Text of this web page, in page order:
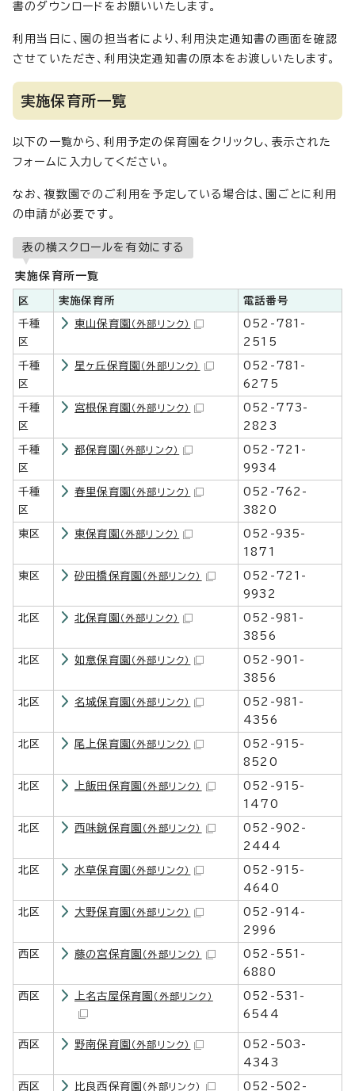
書のダウンロードをお願いいたします。
利用当日に、園の担当者により、利用決定通知書の画面を確認
させていただき、利用決定通知書の原本をお渡しいたします。
実施保育所一覧
以下の一覧から、利用予定の保育園をクリックし、表示された
フォームに入力してください。
なお、複数園でのご利用を予定している場合は、園ごとに利用
の申請が必要です。
表の横スクロールを有効にする
実施保育所一覧
区 実施保育所 電話番号
千種
区
東山保育園 （外部リンク）
052-781-
2515
千種
区
星ヶ丘保育園 （外部リンク）
052-781-
6275
千種
区
宮根保育園 （外部リンク）
052-773-
2823
千種
区
都保育園 （外部リンク）
052-721-
9934
千種
区
春里保育園 （外部リンク）
052-762-
3820
東区 東保育園 （外部リンク）
052-935-
1871
東区 砂田橋保育園 （外部リンク）
052-721-
9932
北区 北保育園 （外部リンク）
052-981-
3856
北区 如意保育園 （外部リンク）
052-901-
3856
北区 名城保育園 （外部リンク）
052-981-
4356
北区 尾上保育園 （外部リンク）
052-915-
8520
北区 上飯田保育園 （外部リンク）
052-915-
1470
北区 西味鋺保育園 （外部リンク）
052-902-
2444
北区 水草保育園 （外部リンク）
052-915-
4640
北区 大野保育園 （外部リンク）
052-914-
2996
西区 藤の宮保育園 （外部リンク）
052-551-
6880
西区 上名古屋保育園 （外部リンク）
052-531-
6544
西区 野南保育園 （外部リンク）
052-503-
4343
西区 比良西保育園 （外部リンク） 052-502-